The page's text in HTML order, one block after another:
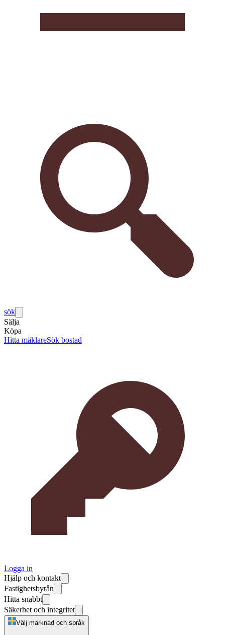
sök
Sälja
Köpa
Hitta mäklareSök bostad
Logga in
Hjälp och kontakt
Fastighetsbyrån
Hitta snabbt
Säkerhet och integritet
Välj marknad och språk